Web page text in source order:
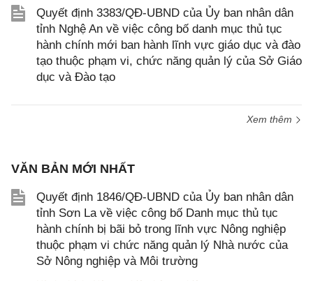
Quyết định 3383/QĐ-UBND của Ủy ban nhân dân
tỉnh Nghệ An về việc công bố danh mục thủ tục
hành chính mới ban hành lĩnh vực giáo dục và đào
tạo thuộc phạm vi, chức năng quản lý của Sở Giáo
dục và Đào tạo
Xem thêm
VĂN BẢN MỚI NHẤT
Quyết định 1846/QĐ-UBND của Ủy ban nhân dân
tỉnh Sơn La về việc công bố Danh mục thủ tục
hành chính bị bãi bỏ trong lĩnh vực Nông nghiệp
thuộc phạm vi chức năng quản lý Nhà nước của
Sở Nông nghiệp và Môi trường